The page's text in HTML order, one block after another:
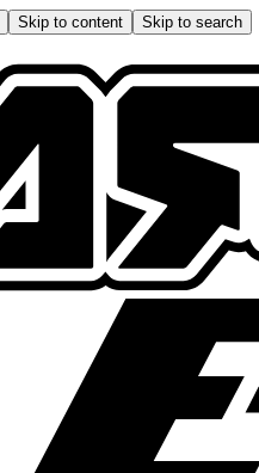
Skip to content Skip to search